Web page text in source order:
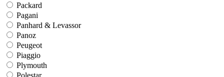
Packard
Pagani
Panhard & Levassor
Panoz
Peugeot
Piaggio
Plymouth
Polestar